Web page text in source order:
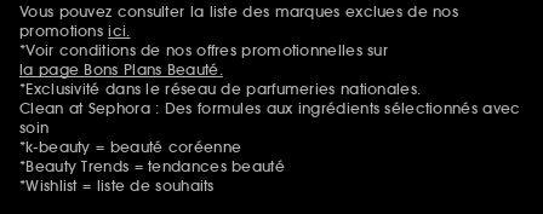
Mentions additionnelles
Vous pouvez consulter la liste des marques exclues de nos
promotionsici.
*Voir conditions de nos offres promotionnelles sur
la page Bons Plans Beauté.
*Exclusivité dans le réseau de parfumeries nationales.
Clean at Sephora : Des formules aux ingrédients sélectionnés avec
soin
*k-beauty = beauté coréenne
*Beauty Trends = tendances beauté
*Wishlist = liste de souhaits